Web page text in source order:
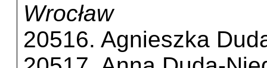
Wrocław
20516. Agnieszka